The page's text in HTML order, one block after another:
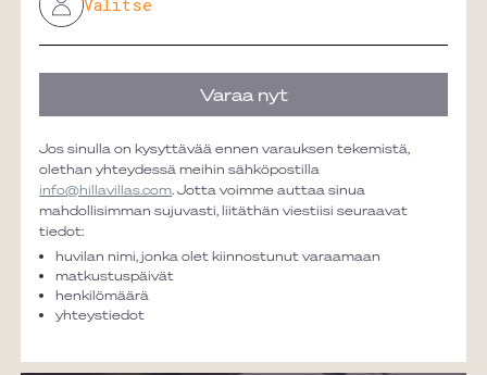
Varaa nyt
Jos sinulla on kysyttävää ennen varauksen tekemistä,
olethan yhteydessä meihin sähköpostilla
info@hillavillas.com. Jotta voimme auttaa sinua
mahdollisimman sujuvasti, liitäthän viestiisi seuraavat
tiedot:
huvilan nimi, jonka olet kiinnostunut varaamaan
matkustuspäivät
henkilömäärä
yhteystiedot